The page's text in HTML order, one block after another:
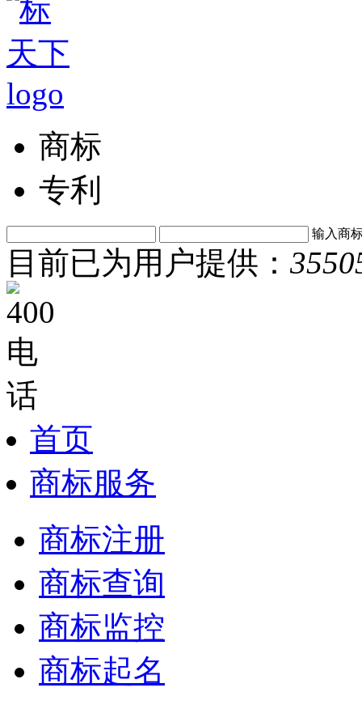
商标
专利
输入商
目前已为用户提供：
首页
商标服务
商标注册
商标查询
商标监控
商标起名